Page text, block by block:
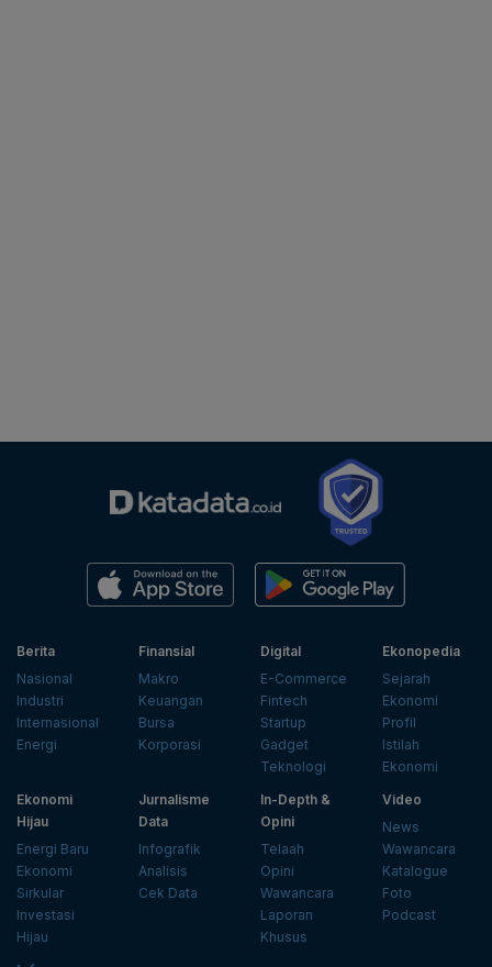
Berita
Nasional
Industri
Internasional
Energi
Finansial
Makro
Keuangan
Bursa
Korporasi
Digital
E-Commerce
Fintech
Startup
Gadget
Teknologi
Ekonopedia
Sejarah
Ekonomi
Profil
Istilah
Ekonomi
Ekonomi
Hijau
Energi Baru
Ekonomi
Sirkular
Investasi
Hijau
Jurnalisme
Data
Infografik
Analisis
Cek Data
In-Depth &
Opini
Telaah
Opini
Wawancara
Laporan
Khusus
Video
News
Wawancara
Katalogue
Foto
Podcast